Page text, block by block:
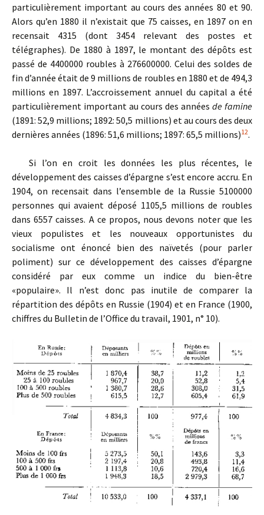
particulièrement important au cours des années 80 et 90.
Alors qu’en 1880 il n’existait que 75 caisses, en 1897 on en
recensait 4315 (dont 3454 relevant des postes et
télégraphes). De 1880 à 1897, le montant des dépôts est
passé de 4400000 roubles à 276600000. Celui des soldes de
fin d’année était de 9 millions de roubles en 1880 et de 494,3
millions en 1897. L’accroissement annuel du capital a été
particulièrement important au cours des années de famine
(1891: 52,9 millions; 1892: 50,5 millions) et au cours des deux
dernières années (1896: 51,6 millions; 1897: 65,5 millions)12.
Si l’on en croit les données les plus récentes, le
développement des caisses d’épargne s’est encore accru. En
1904, on recensait dans l’ensemble de la Russie 5100000
personnes qui avaient déposé 1105,5 millions de roubles
dans 6557 caisses. A ce propos, nous devons noter que les
vieux populistes et les nouveaux opportunistes du
socialisme ont énoncé bien des naïvetés (pour parler
poliment) sur ce développement des caisses d’épargne
considéré par eux comme un indice du bien-être
«populaire». Il n’est donc pas inutile de comparer la
répartition des dépôts en Russie (1904) et en France (1900,
chiffres du Bulletin de l’Office du travail, 1901, n° 10).